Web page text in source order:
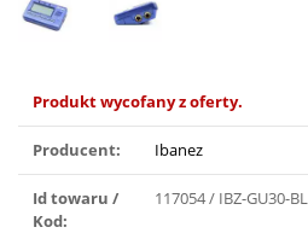
Produkt wycofany z oferty.
Producent: Ibanez
Id towaru /
Kod:
117054 / IBZ-GU30-BL